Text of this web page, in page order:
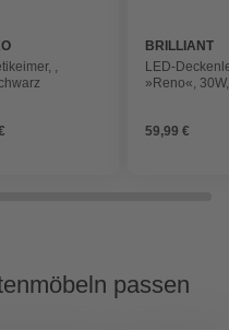
,
BRILLIANT
LED-
»Reno«,
schwarz
59,99 €
passen